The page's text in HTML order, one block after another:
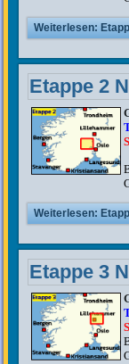
Weiterlesen:
Etappe 2
Weiterlesen:
Etappe 3